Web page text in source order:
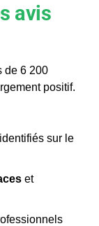
avis
de 6 200
positif.
sur le
et